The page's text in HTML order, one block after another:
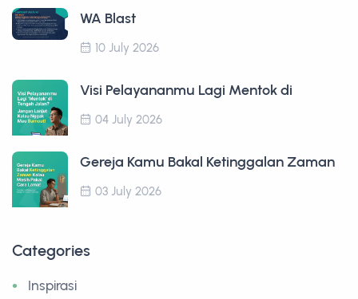
WA Blast
10 July 2026
Visi Pelayananmu Lagi Mentok di
04 July 2026
Gereja Kamu Bakal Ketinggalan Zaman
03 July 2026
Categories
Inspirasi